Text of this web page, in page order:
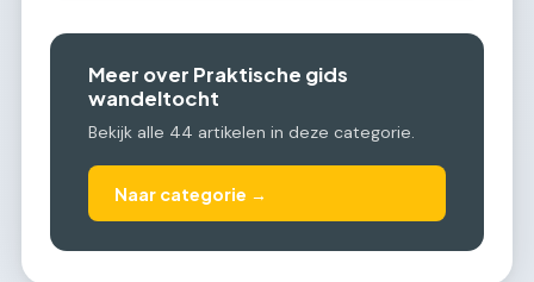
Meer over Praktische gids
wandeltocht
Bekijk alle 44 artikelen in deze categorie.
Naar categorie →